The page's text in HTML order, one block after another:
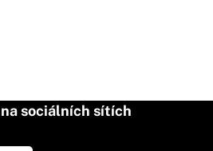
sociálních sítích